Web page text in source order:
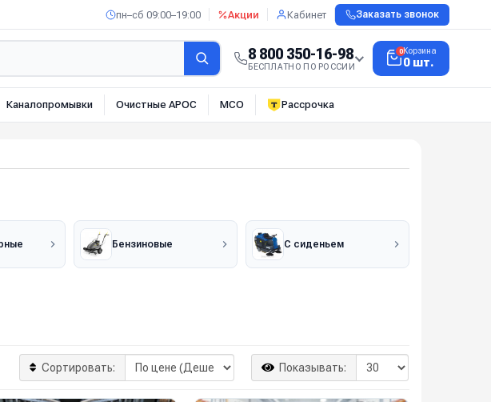
пн–сб 09:00–19:00 Акции Кабинет Заказать звонок
8 800 350-16-98
БЕСПЛАТНО ПО РОССИИ
0Корзина
0 шт.
Каналопромывки Очистные АРОС МСО Рассрочка
Бензиновые С сиденьем
Сортировать: Показывать: